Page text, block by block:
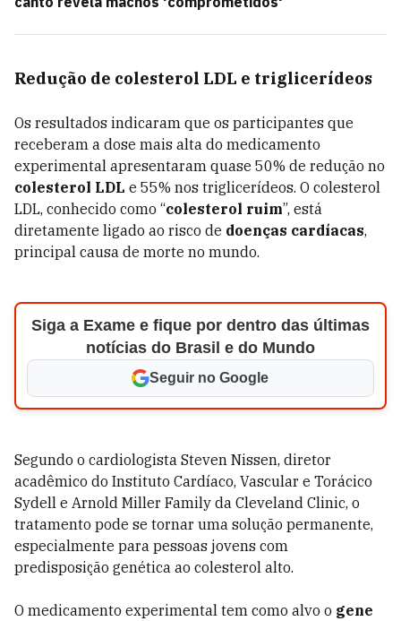
Redução de colesterol LDL e triglicerídeos
Os resultados indicaram que os participantes que
receberam a dose mais alta do medicamento
experimental apresentaram quase 50% de redução no
colesterol LDL e 55% nos triglicerídeos. O colesterol
LDL, conhecido como “colesterol ruim”, está
diretamente ligado ao risco de doenças cardíacas,
principal causa de morte no mundo.
Siga a Exame e fique por dentro das últimas
notícias do Brasil e do Mundo
Seguir no Google
Segundo o cardiologista Steven Nissen, diretor
acadêmico do Instituto Cardíaco, Vascular e Torácico
Sydell e Arnold Miller Family da Cleveland Clinic, o
tratamento pode se tornar uma solução permanente,
especialmente para pessoas jovens com
predisposição genética ao colesterol alto.
O medicamento experimental tem como alvo o gene